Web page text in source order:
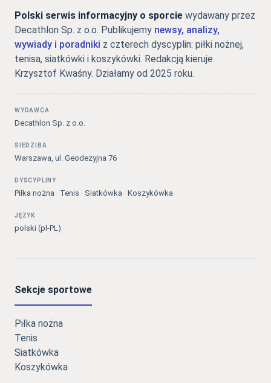
Polski serwis informacyjny o sporcie wydawany przez
Decathlon Sp. z o.o. Publikujemy newsy, analizy,
wywiady i poradniki z czterech dyscyplin: piłki nożnej,
tenisa, siatkówki i koszykówki. Redakcją kieruje
Krzysztof Kwaśny. Działamy od 2025 roku.
WYDAWCA
Decathlon Sp. z o.o.
SIEDZIBA
Warszawa, ul. Geodezyjna 76
DYSCYPLINY
Piłka nożna · Tenis · Siatkówka · Koszykówka
JĘZYK
polski (pl-PL)
Sekcje sportowe
Piłka nożna
Tenis
Siatkówka
Koszykówka